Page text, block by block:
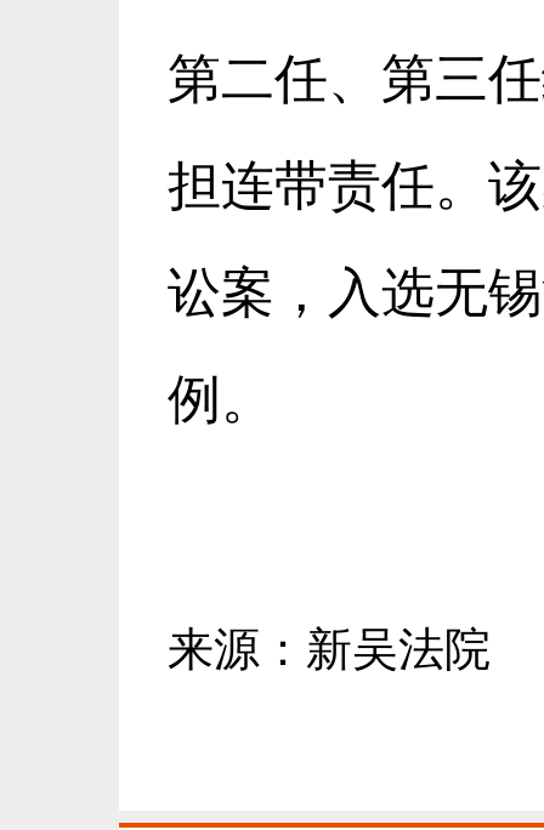
第二任、第三
担连带责任。
讼案，入选无
例。
来源：新吴法院